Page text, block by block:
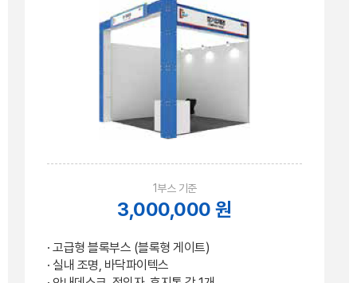
1부스 기준
3,000,000 원
· 고급형 블록부스 (블록형 게이트)
· 실내 조명, 바닥파이텍스